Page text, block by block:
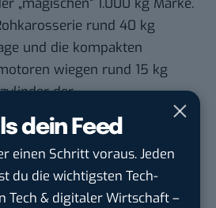
dein Feed
einen Schritt voraus. Jeden
du die wichtigsten Tech-
Tech & digitaler Wirtschaft –
rund 40 kg
und die kompakten
wiegen rund 15 kg
der
Als weitere Folgen der
die Aluminiumhaube etwa
kleinflächigeren Stahlhaube
allein dank der neuen
Corsa insgesamt weitere 10